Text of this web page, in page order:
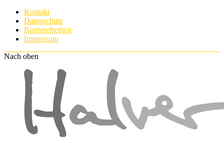
Kontakt
Datenschutz
Barrierefreiheit
Impressum
Nach oben